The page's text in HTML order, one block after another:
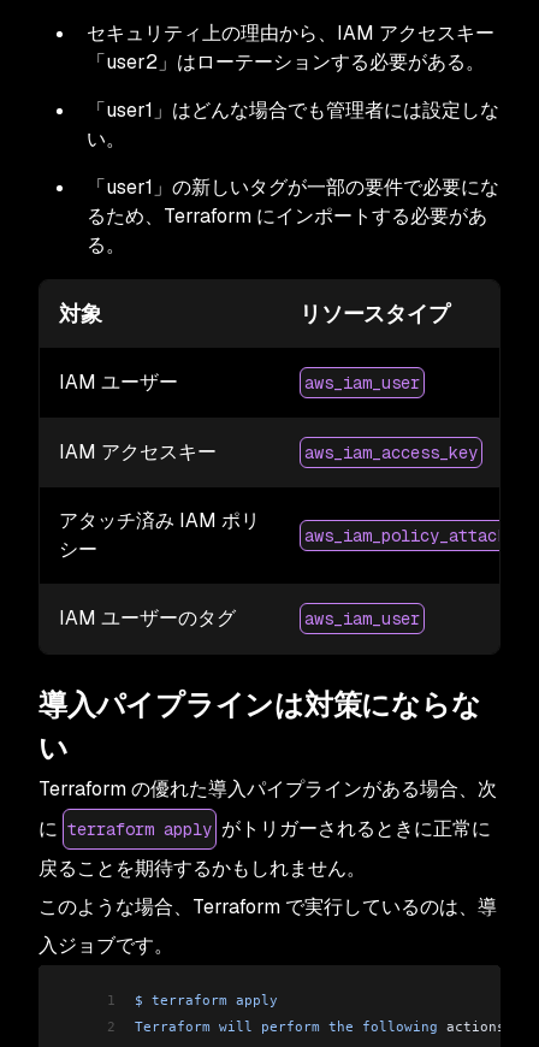
セキュリティ上の理由から、IAM アクセスキー
「user2」はローテーションする必要がある。
「user1」はどんな場合でも管理者には設定しな
い。
「user1」の新しいタグが一部の要件で必要にな
るため、Terraform にインポートする必要があ
る。
対象 リソースタイプ
IAM ユーザー aws_iam_user
IAM アクセスキー aws_iam_access_key
アタッチ済み IAM ポリ
シー
IAM ユーザーのタグ aws_iam_user
導入パイプラインは対策にならな
い
Terraform の優れた導入パイプラインがある場合、次
に terraform apply がトリガーされるときに正常に
戻ることを期待するかもしれません。
このような場合、Terraform で実行しているのは、導
入ジョブです。
1 $ terraform apply
2
Terraform will perform the following actions: